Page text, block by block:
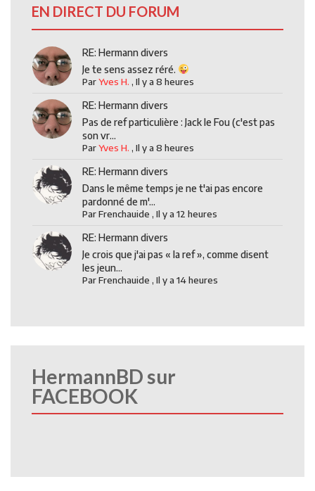
EN DIRECT DU FORUM
RE: Hermann divers
Je te sens assez réré.
ParYves H. ,Il y a 8 heures
RE: Hermann divers
Pas de ref particulière : Jack le Fou (c'est pas
son vr...
ParYves H. ,Il y a 8 heures
RE: Hermann divers
Dans le même temps je ne t'ai pas encore
pardonné de m'...
ParFrenchauide ,Il y a 12 heures
RE: Hermann divers
Je crois que j'ai pas « la ref », comme disent
les jeun...
ParFrenchauide ,Il y a 14 heures
HermannBD sur
FACEBOOK